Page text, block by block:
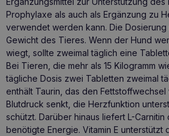
Prophylaxe als auch als Ergänzung zu
verwendet werden kann. Die Dosierung
Gewicht des Tieres. Wenn der Hund
wiegt, sollte zweimal täglich eine
Bei Tieren, die mehr als 15 Kilogramm
tägliche Dosis zwei Tabletten zweimal
enthält Taurin, das den
Blutdruck senkt, die Herzfunktion
schützt. Darüber hinaus liefert L-
benötigte Energie. Vitamin E unterstützt